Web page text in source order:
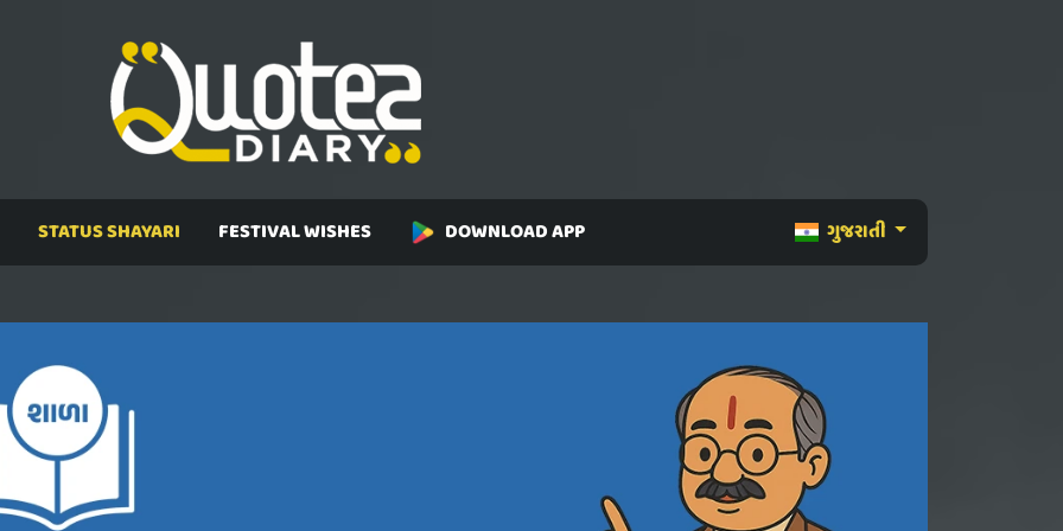
ગુજરાતી
STATUS SHAYARI FESTIVAL WISHES DOWNLOAD APP